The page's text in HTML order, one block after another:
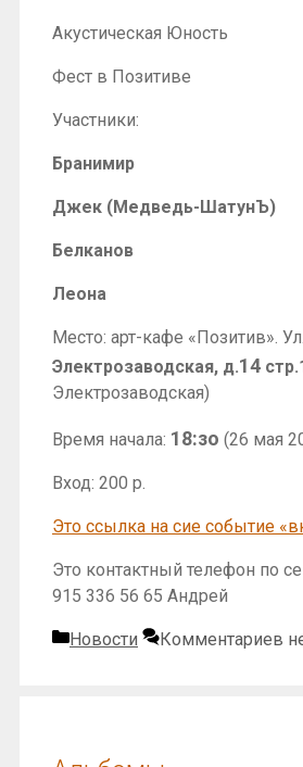
Акустическая Юность
Фест в Позитиве
Участники:
Бранимир
Джек (Медведь-ШатунЪ)
Белканов
Леона
Место: арт-кафе «Позитив». Ул.
Электрозаводская, д.14
Электрозаводская)
Время начала: 18:зо (26 мая
Вход: 200 р.
Это ссылка на сие событие
Это контактный телефон по
915 336 56 65 Андрей
Рубрики
Новости Комментариев